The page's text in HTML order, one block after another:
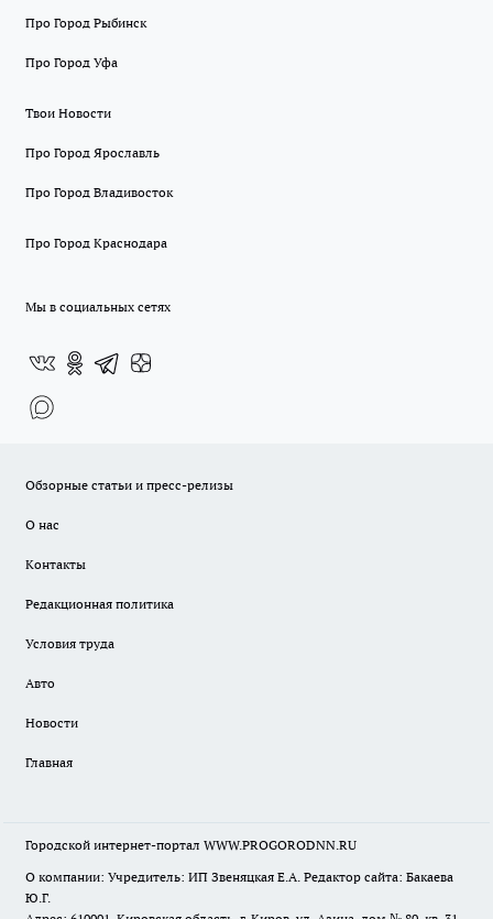
Про Город Рыбинск
Про Город Уфа
Твои Новости
Про Город Ярославль
Про Город Владивосток
Про Город Краснодара
Мы в социальных сетях
Обзорные статьи и пресс-релизы
О нас
Контакты
Редакционная политика
Условия труда
Авто
Новости
Главная
Городской интернет-портал WWW.PROGORODNN.RU
О компании: Учредитель: ИП Звеняцкая Е.А. Редактор сайта: Бакаева
Ю.Г.